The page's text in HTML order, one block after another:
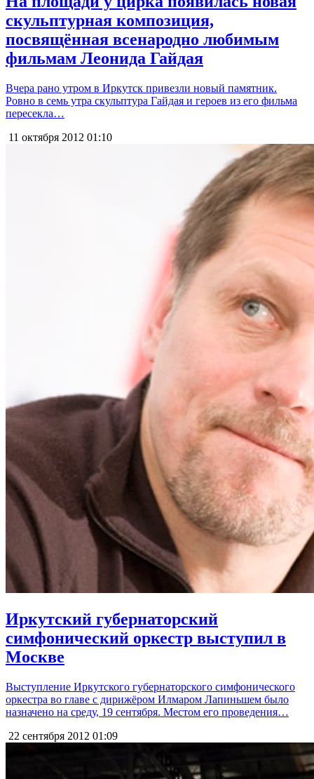
скульптурная композиция,
посвящённая всенародно любимым
фильмам Леонида Гайдая
Вчера рано утром в Иркутск привезли новый памятник.
Ровно в семь утра скульптура Гайдая и героев из его фильма
пересекла…
11 октября 2012 01:10
Иркутский губернаторский
симфонический оркестр выступил в
Москве
Выступление Иркутского губернаторского симфонического
оркестра во главе с дирижёром Илмаром Лапиньшем было
назначено на среду, 19 сентября. Местом его проведения…
22 сентября 2012 01:09